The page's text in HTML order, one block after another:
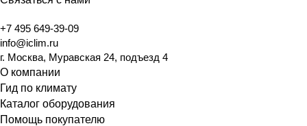
+7 495 649-39-09
info@iclim.ru
г. Москва, Муравская 24, подъезд 4
О компании
Гид по климату
Каталог оборудования
Помощь покупателю